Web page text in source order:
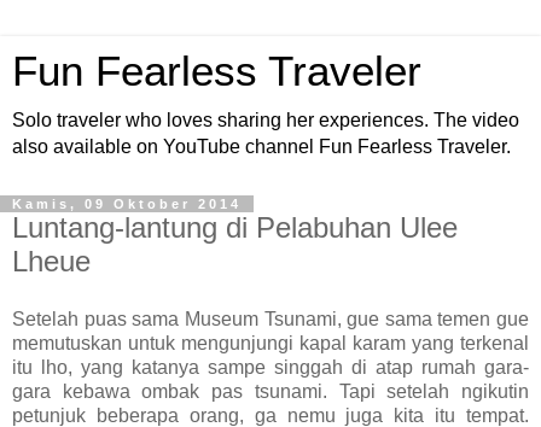
Fun Fearless Traveler
Solo traveler who loves sharing her experiences. The video
also available on YouTube channel Fun Fearless Traveler.
Kamis, 09 Oktober 2014
Luntang-lantung di Pelabuhan Ulee
Lheue
Setelah puas sama Museum Tsunami, gue sama temen gue
memutuskan untuk mengunjungi kapal karam yang terkenal
itu lho, yang katanya sampe singgah di atap rumah gara-
gara kebawa ombak pas tsunami. Tapi setelah ngikutin
petunjuk beberapa orang, ga nemu juga kita itu tempat.